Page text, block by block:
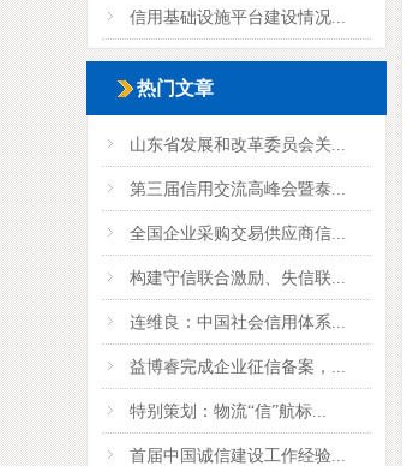
信用基础设施平台建设情况...
热门文章
山东省发展和改革委员会关...
第三届信用交流高峰会暨泰...
全国企业采购交易供应商信...
构建守信联合激励、失信联...
连维良：中国社会信用体系...
益博睿完成企业征信备案，...
特别策划：物流“信”航标...
首届中国诚信建设工作经验...